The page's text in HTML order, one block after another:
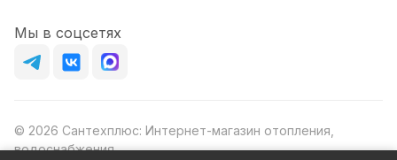
Мы в соцсетях
© 2026 Сантехплюс: Интернет-магазин отопления,
водоснабжения